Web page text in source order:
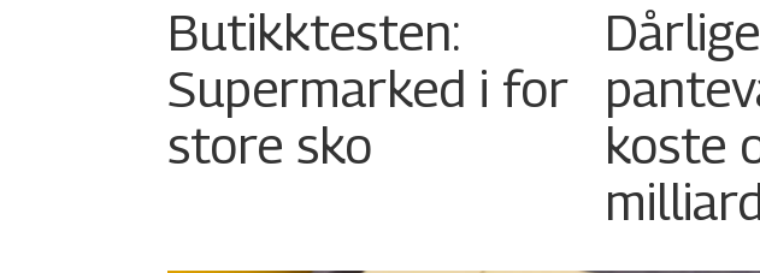
Butikktesten:
Supermarked i for
store sko
koste